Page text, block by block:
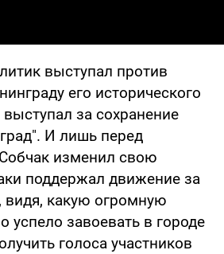
выступал против
его исторического
за сохранение
И лишь перед
изменил свою
поддержал движение за
видя, какую огромную
успело завоевать в городе
голоса участников